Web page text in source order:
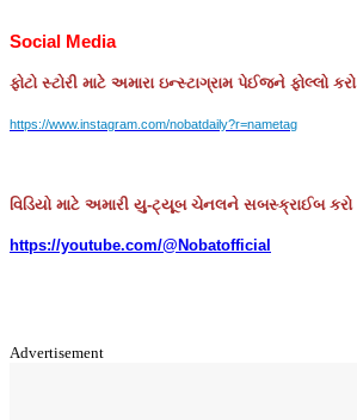
Social Media
ફોટો સ્ટોરી માટે અમારા ઇન્સ્ટાગ્રામ પેઈજને ફોલ્લો કરો
https://www.instagram.com/nobatdaily?r=nametag
વિડિયો માટે અમારી યુ-ટ્યૂબ ચેનલને સબસ્ક્રાઈબ કરો
https://youtube.com/@Nobatofficial
Advertisement